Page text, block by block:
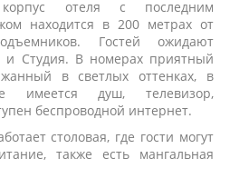
отеля с последним
находится в 200 метрах от
Гостей ожидают
и Студия. В номерах приятный
в светлых оттенках, в
имеется душ, телевизор,
беспроводной интернет.
столовая, где гости могут
также есть мангальная